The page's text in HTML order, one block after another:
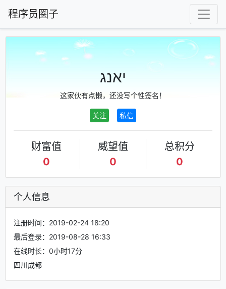
程序员圈子
יאנג
这家伙有点懒，还没写个性签名！
关注 私信
财富值
0
威望值
0
总积分
0
个人信息
注册时间：2019-02-24 18:20
最后登录：2019-08-28 16:33
在线时长：0小时17分
四川成都